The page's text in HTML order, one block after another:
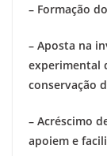
– Formação
– Aposta na
experimental
conservação
– Acréscimo
apoiem e